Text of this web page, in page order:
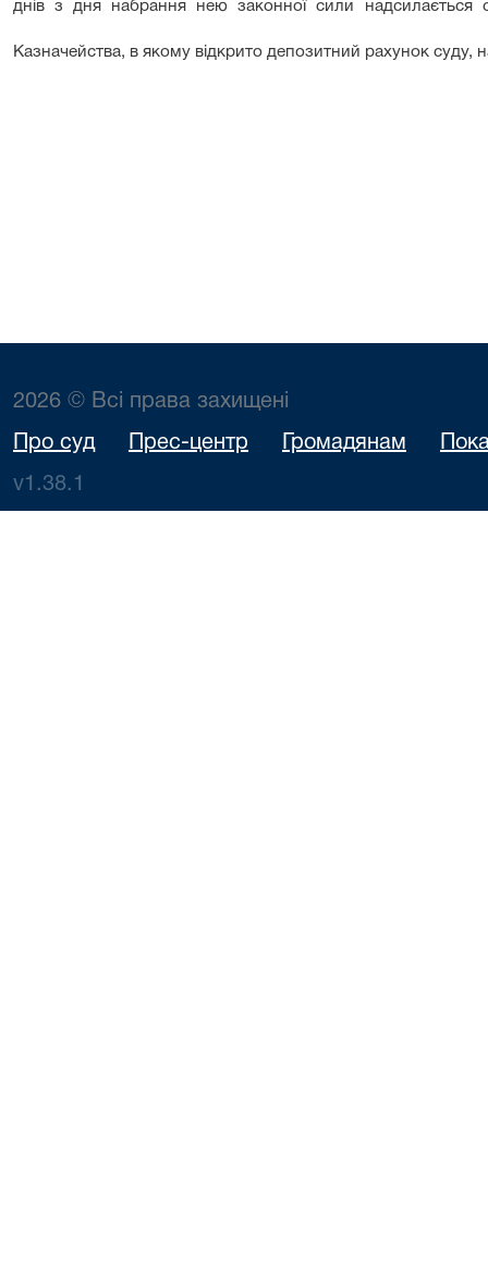
днів з дня набрання нею законної сили надсилається
Казначейства, в якому відкрито депозитний рахунок суду,
2026 © Всі права захищені
Про суд Прес-центр Громадянам
v1.38.1